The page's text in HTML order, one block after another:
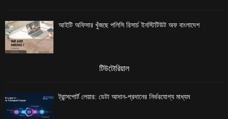
আইটি অফিসার খুঁজছে পলিসি রিসার্চ ইনস্টিটিউট অফ বাংলাদেশ
টিউটোরিয়াল
ট্রান্সপোর্ট লেয়ার: ডেটা আদান-প্রদানের নির্ভরযোগ্য মাধ্যম